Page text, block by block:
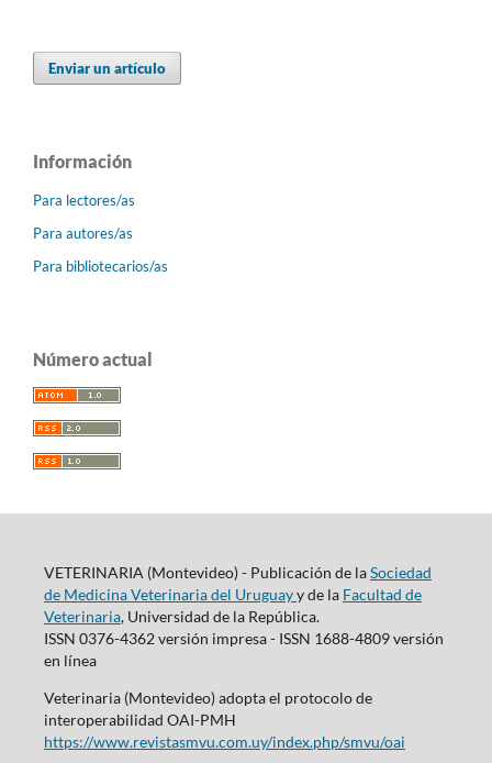
Enviar un artículo
Información
Para lectores/as
Para autores/as
Para bibliotecarios/as
Número actual
VETERINARIA (Montevideo) - Publicación de laSociedad
de Medicina Veterinaria del Uruguayy de la Facultad de
Veterinaria, Universidad de la República.
ISSN 0376-4362 versión impresa - ISSN 1688-4809 versión
en línea
Veterinaria (Montevideo) adopta el protocolo de
interoperabilidad OAI-PMH
https://www.revistasmvu.com.uy/index.php/smvu/oai